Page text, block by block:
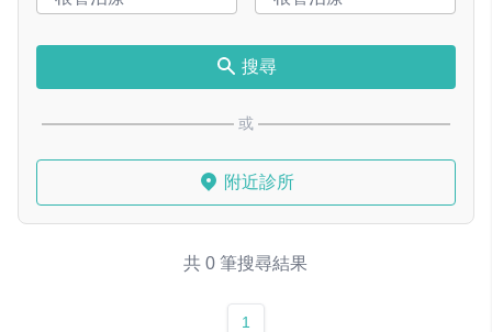
搜尋
或
附近診所
共 0 筆搜尋結果
1